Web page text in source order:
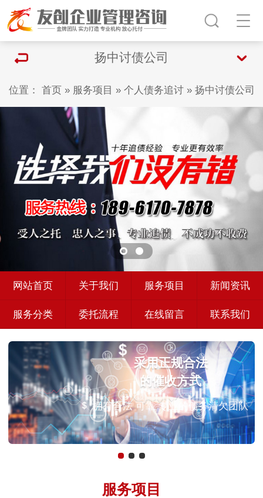
扬中讨债公司
位置： 首页» 服务项目 » 个人债务追讨» 扬中讨债公司
网站首页 关于我们 服务项目 新闻资讯
服务分类 委托流程 在线留言 联系我们
采用正规合法
的催收方式
拥有合法 可靠 专业的债务清欠团队
服务项目